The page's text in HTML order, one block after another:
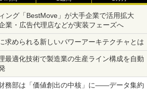
ング「BestMove」が大手企業で活用拡大
業・広告代理店などが実装フェーズへ
求められる新しいパワーアーキテクチャとは
最適化技術で製造業の生産ライン構成を自動
務部は「価値創出の中核」に――データ集約